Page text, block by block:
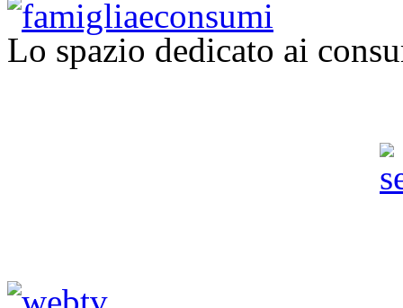
Lo spazio dedicato ai